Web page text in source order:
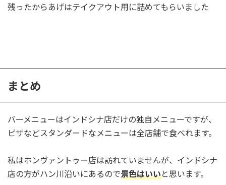
残ったからあげはテイクアウト用に詰めてもらいました
まとめ
バーメニューはインドシナ店だけの独自メニューですが、
ピザなどスタンダードなメニューは全店舗で食べれます。
私はホンヴァントゥー店は訪れていませんが、インドシナ
店の方がハン川沿いにあるので景色はいいと思います。